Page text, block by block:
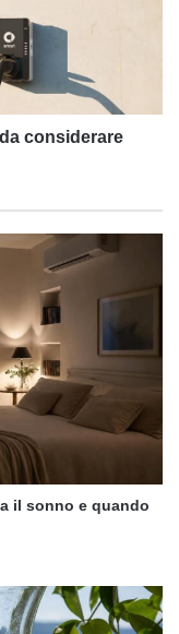
considerare
il sonno e quando